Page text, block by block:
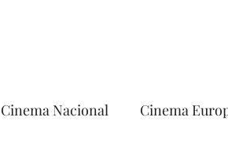
Cinema Nacional Cinema